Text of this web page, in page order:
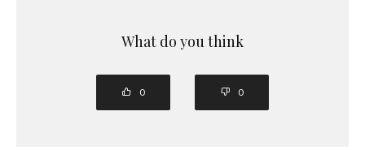
What do you think
0 0